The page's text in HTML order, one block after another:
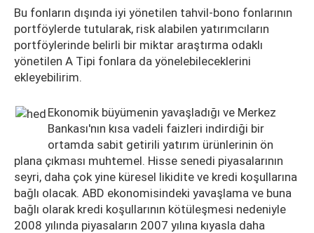
Bu fonların dışında iyi yönetilen tahvil-bono fonlarının
portföylerde tutularak, risk alabilen yatırımcıların
portföylerinde belirli bir miktar araştırma odaklı
yönetilen A Tipi fonlara da yönelebileceklerini
ekleyebilirim.
Ekonomik büyümenin yavaşladığı ve Merkez
Bankası'nın kısa vadeli faizleri indirdiği bir
ortamda sabit getirili yatırım ürünlerinin ön
plana çıkması muhtemel. Hisse senedi piyasalarının
seyri, daha çok yine küresel likidite ve kredi koşullarına
bağlı olacak. ABD ekonomisindeki yavaşlama ve buna
bağlı olarak kredi koşullarının kötüleşmesi nedeniyle
2008 yılında piyasaların 2007 yılına kıyasla daha